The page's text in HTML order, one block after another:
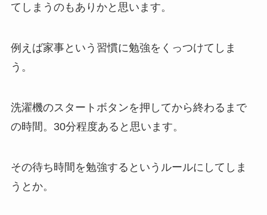
てしまうのもありかと思います。
例えば家事という習慣に勉強をくっつけてしま
う。
洗濯機のスタートボタンを押してから終わるまで
の時間。30分程度あると思います。
その待ち時間を勉強するというルールにしてしま
うとか。